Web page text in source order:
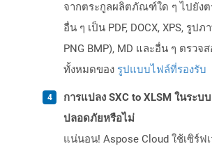
จากตระกูลผลิตภัณฑ์ใด ๆ ไปยัง
อื่น ๆ เป็น PDF, DOCX, XPS, รูปภ
PNG BMP), MD และอื่น ๆ ตรวจ
ทั้งหมดของ รูปแบบไฟล์ที่รองรับ
การแปลง SXC to XLSM ในระบ
ปลอดภัยหรือไม่
แน่นอน! Aspose Cloud ใช้เซิร์ฟ